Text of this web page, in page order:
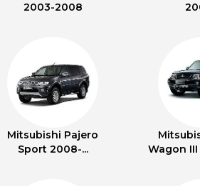
2003-2008
Mitsubishi Pajero
Sport 2008-...
Wagon